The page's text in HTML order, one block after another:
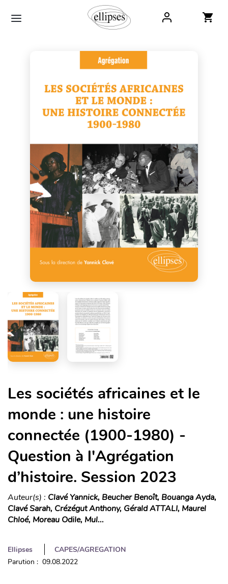
Les sociétés africaines et le
monde : une histoire
connectée (1900-1980) -
Question à l'Agrégation
d’histoire. Session 2023
Auteur(s) : Clavé Yannick, Beucher Benoît, Bouanga Ayda,
Clavé Sarah, Crézégut Anthony, Gérald ATTALI, Maurel
Chloé, Moreau Odile, Mul...
Ellipses
CAPES/AGREGATION
Parution : 09.08.2022